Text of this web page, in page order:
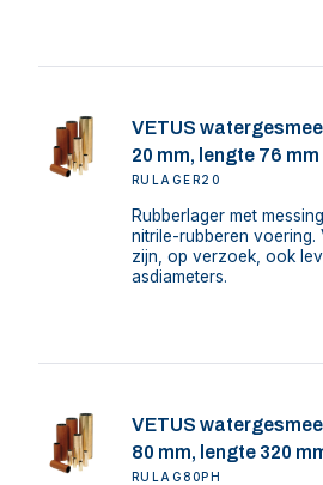
VETUS
20 mm, lengte 76 mm
RULAGER20
Rubberlager met
nitrile-rubberen voering.
zijn, op verzoek, ook
asdiameters.
VETUS
80 mm, lengte 320
RULAG80PH